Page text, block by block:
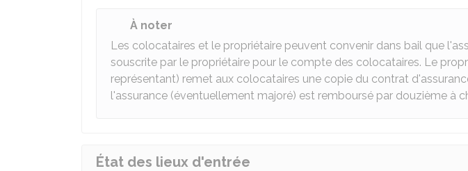
À noter
Les colocataires et le propriétaire peuvent convenir dans bail que
souscrite par le propriétaire pour le compte des colocataires. Le
représentant) remet aux colocataires une copie du contrat
l'assurance (éventuellement majoré) est remboursé par douzième à
État des lieux d'entrée